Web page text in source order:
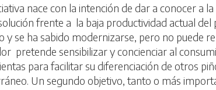
nace con la intención de dar a conocer a
frente a la baja productividad actual
y se ha sabido modernizarse, pero no puede
pretende sensibilizar y concienciar al
para facilitar su diferenciación de otros
Un segundo objetivo, tanto o más